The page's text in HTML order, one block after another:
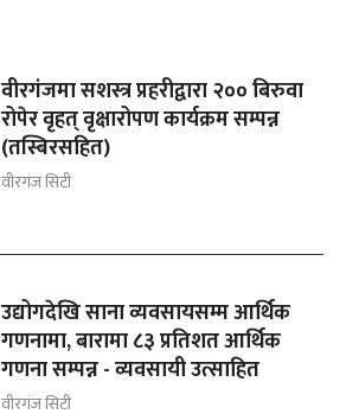
वीरगंजमा सशस्त्र प्रहरीद्वारा २०० बिरुवा
रोपेर वृहत् वृक्षारोपण कार्यक्रम सम्पन्न
(तस्बिरसहित)
वीरगंज सिटी
उद्योगदेखि साना व्यवसायसम्म आर्थिक
गणनामा, बारामा ८३ प्रतिशत आर्थिक
गणना सम्पन्न - व्यवसायी उत्साहित
वीरगंज सिटी